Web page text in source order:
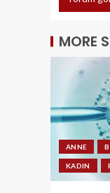
MORE
ANNE
KADIN